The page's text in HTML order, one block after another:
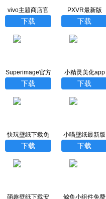
vivo主题商店官
方正版
下载
PXVR最新版
下载
Superimage官方
下载
下载
小精灵美化app
免费版
下载
快玩壁纸下载免
费版安卓手机版
下载
小喵壁纸最新版
本下载
下载
萌趣壁纸下载安
鲸鱼小组件免费